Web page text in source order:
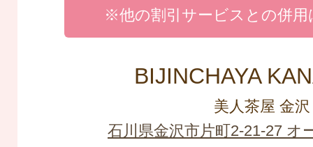
※他の割引サービスとの併
BIJINCHAYA
美人茶屋 金沢
石川県金沢市片町2-21-27 オ